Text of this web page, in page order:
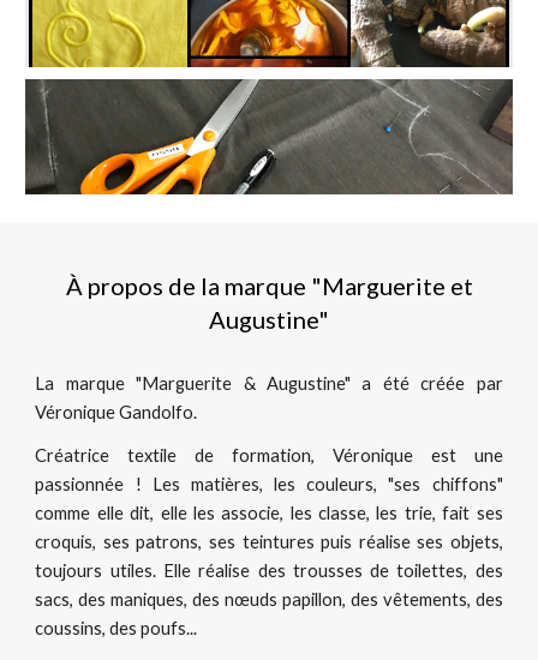
À propos de la marque "Marguerite et
Augustine"
La marque "Marguerite & Augustine" a été créée par
Véronique Gandolfo.
Créatrice textile de formation, Véronique est une
passionnée ! Les matières, les couleurs, "ses chiffons"
comme elle dit, elle les associe, les classe, les trie, fait ses
croquis, ses patrons, ses teintures puis réalise ses objets,
toujours utiles. Elle réalise des trousses de toilettes, des
sacs, des maniques, des nœuds papillon, des vêtements, des
coussins, des poufs...